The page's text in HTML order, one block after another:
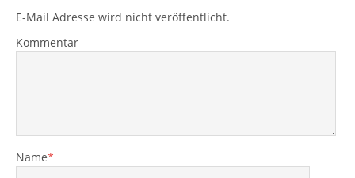
E-Mail Adresse wird nicht veröffentlicht.
Kommentar
Name*